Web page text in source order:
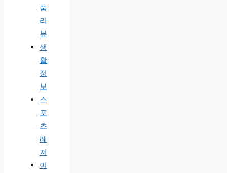
품
리
뷰
생
활
정
보
스
포
츠
레
저
여